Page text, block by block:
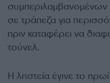
σε τράπεζα για
πριν καταφέρει να
τούνελ.
Η ληστεία έγινε το